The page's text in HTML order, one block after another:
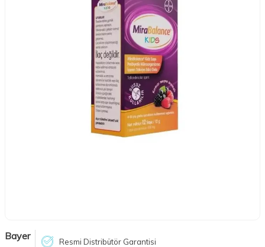
Bayer Resmi Distribütör Garantisi